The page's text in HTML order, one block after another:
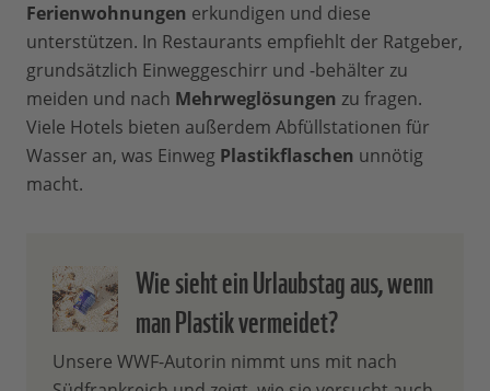
Ferienwohnungen erkundigen und diese
unterstützen. In Restaurants empfiehlt der Ratgeber,
grundsätzlich Einweggeschirr und -behälter zu
meiden und nach Mehrweglösungen zu fragen.
Viele Hotels bieten außerdem Abfüllstationen für
Wasser an, was Einweg Plastikflaschen unnötig
macht.
Wie sieht ein Urlaubstag aus, wenn
man Plastik vermeidet?
Unsere WWF-Autorin nimmt uns mit nach